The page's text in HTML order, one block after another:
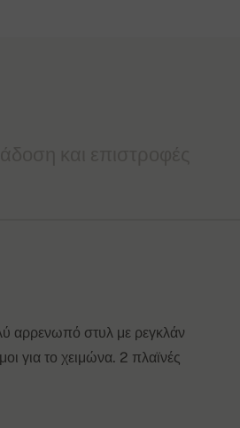
αρρενωπό στυλ με ρεγκλάν
για το χειμώνα. 2 πλαϊνές